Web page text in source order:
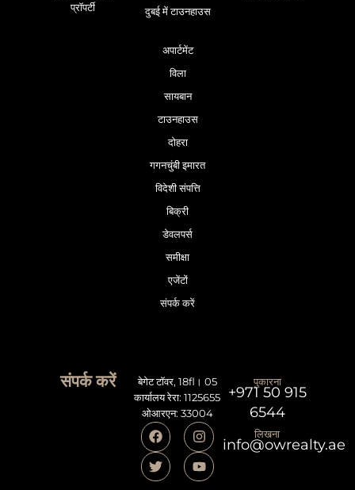
प्रॉपर्टी
दुबई में टाउनहाउस
अपार्टमेंट
विला
सायबान
टाउनहाउस
दोहरा
गगनचुंबी इमारत
विदेशी संपत्ति
बिक्री
डेवलपर्स
समीक्षा
एजेंटों
संपर्क करें
संपर्क करें
बेगेट टॉवर, 18fl। 05
कार्यालय रेरा: 1125655
ओआरएन: 33004
पुकारना
+971 50 915
6544
लिखना
info@owrealty.ae